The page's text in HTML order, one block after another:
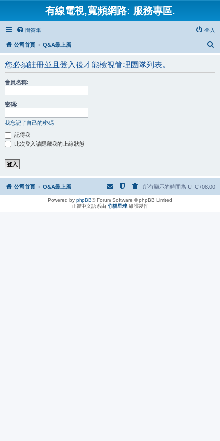
有線電視,寬頻網路: 服務專區.
問答集 登入
公司首頁 Q&A最上層
您必須註冊並且登入後才能檢視管理團隊列表。
會員名稱:
密碼:
我忘記了自己的密碼
記得我
此次登入請隱藏我的上線狀態
公司首頁 Q&A最上層 所有顯示的時間為 UTC+08:00
Powered by phpBB® Forum Software © phpBB Limited
正體中文語系由 竹貓星球 維護製作